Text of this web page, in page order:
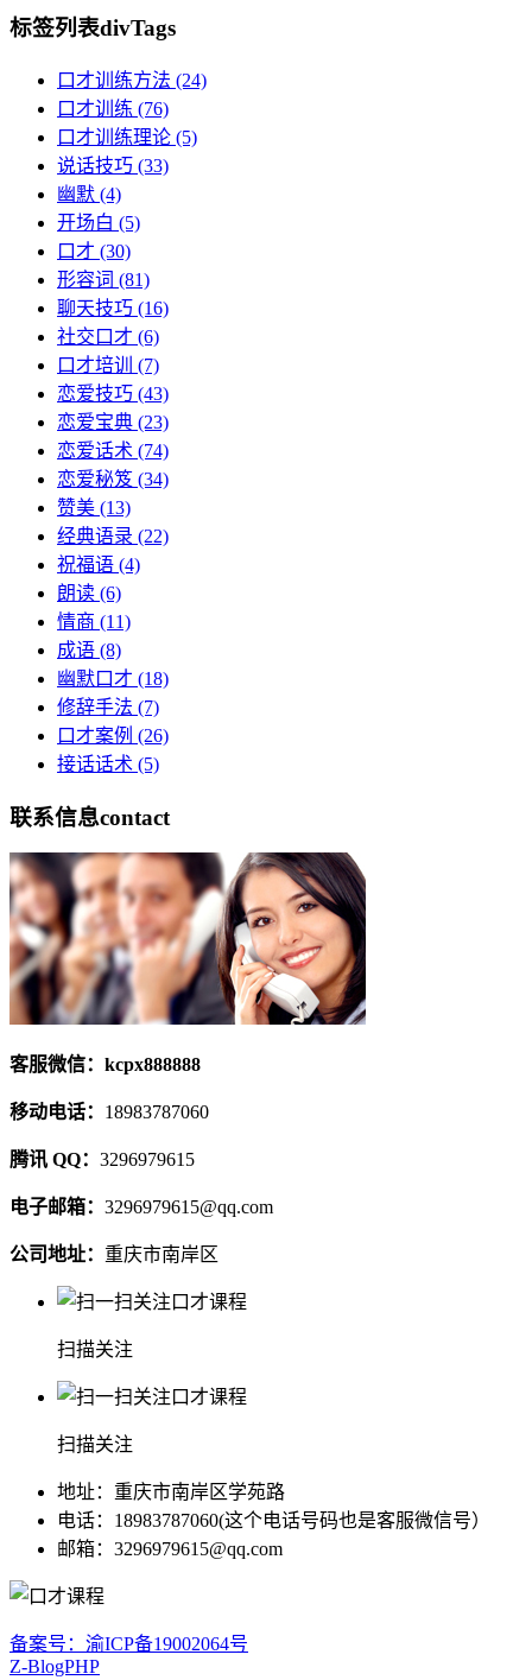
标签列表divTags
口才训练方法 (24)
口才训练 (76)
口才训练理论 (5)
说话技巧 (33)
幽默 (4)
开场白 (5)
口才 (30)
形容词 (81)
聊天技巧 (16)
社交口才 (6)
口才培训
(7)
恋爱技巧 (43)
恋爱宝典 (23)
恋爱话术 (74)
恋爱秘笈 (34)
赞美 (13)
经典语录 (22)
祝福语 (4)
朗读 (6)
情商 (11)
成语 (8)
幽默口才 (18)
修辞手法 (7)
口才案例 (26)
接话话术 (5)
联系信息contact
客服微信：kcpx888888
移动电话： 18983787060
腾讯 QQ： 3296979615
电子邮箱： 3296979615@qq.com
公司地址： 重庆市南岸区
扫描关注
扫描关注
地址：重庆市南岸区学苑路
电话：18983787060(这个电话号码也是客服微信号）
邮箱：3296979615@qq.com
备案号：渝ICP备19002064号
Z-BlogPHP